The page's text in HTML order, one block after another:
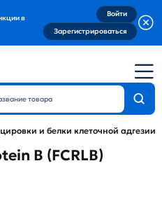
в
Войти
Зарегистрироваться
и белки клеточной адгезии
B (FCRLB)